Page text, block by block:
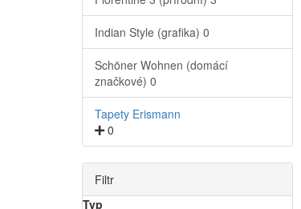
Indian Style (grafika) 0
Schöner Wohnen (domácí
značkové) 0
Tapety Erismann
0
Filtr
Typ